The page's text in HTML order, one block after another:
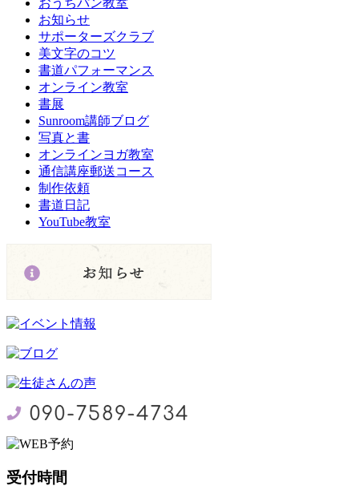
お知らせ
サポーターズクラブ
美文字のコツ
書道パフォーマンス
オンライン教室
書展
Sunroom講師ブログ
写真と書
オンラインヨガ教室
通信講座郵送コース
制作依頼
書道日記
YouTube教室
受付時間